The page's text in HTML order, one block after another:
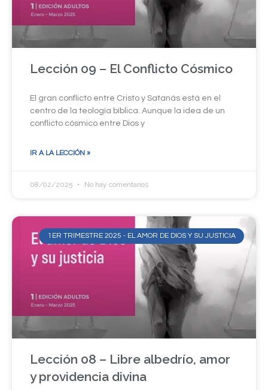
Lección 09 – El Conflicto Cósmico
El gran conflicto entre Cristo y Satanás está en el
centro de la teología bíblica. Aunque la idea de un
conflicto cósmico entre Dios y
IR A LA LECCIÓN »
08/02/2025 No hay comentarios
1ER TRIMESTRE 2025 - EL AMOR DE DIOS Y SU JUSTICIA
Lección 08 – Libre albedrío, amor
y providencia divina